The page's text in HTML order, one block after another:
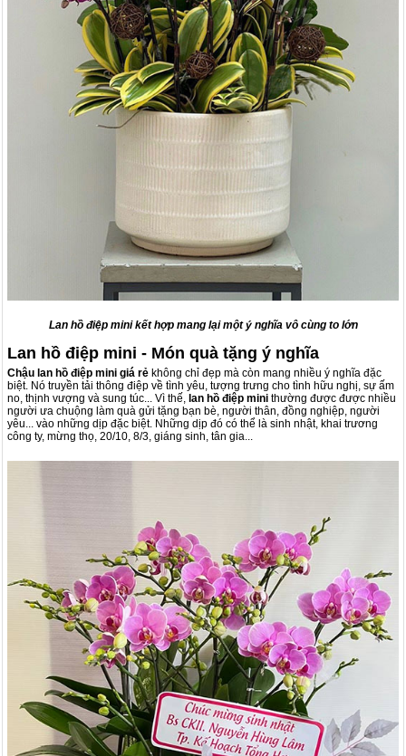
Lan hồ điệp mini kết hợp mang lại một ý nghĩa vô cùng to lớn
Lan hồ điệp mini - Món quà tặng ý nghĩa
Chậu lan hồ điệp mini giá rẻ không chỉ đẹp mà còn mang nhiều ý nghĩa đặc
biệt. Nó truyền tải thông điệp về tình yêu, tượng trưng cho tình hữu nghị, sự ấm
no, thịnh vượng và sung túc... Vì thế, lan hồ điệp mini thường được được nhiều
người ưa chuộng làm quà gửi tặng bạn bè, người thân, đồng nghiệp, người
yêu... vào những dịp đặc biệt. Những dịp đó có thể là sinh nhật, khai trương
công ty, mừng thọ, 20/10, 8/3, giáng sinh, tân gia...